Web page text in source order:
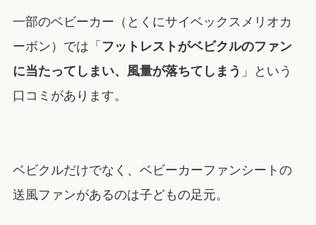
一部のベビーカー（とくにサイベックスメリオカ
ーボン）では「 フットレストがベビクルのファン
に当たってしまい、風量が落ちてしまう 」という
口コミがあります。
ベビクルだけでなく、ベビーカーファンシートの
送風ファンがあるのは子どもの足元。